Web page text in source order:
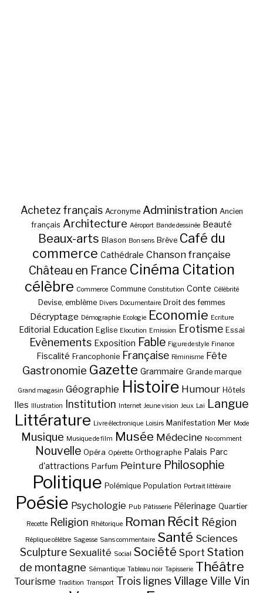
Achetez français Acronyme Administration Ancien
français Architecture Aéroport Bande dessinée Beauté
Beaux-arts Blason Bon sens Brève Café du
commerce Cathédrale Chanson française
Château en France Cinéma Citation
célèbre Commerce Commune Constitution Conte Célébrité
Devise, emblème Divers Documentaire Droit des femmes
Décryptage Démographie Ecologie Economie Ecriture
Editorial Education Eglise Elocution Emission Erotisme Essai
Evènements Exposition Fable Figure de style Finance
Fiscalité Francophonie Française Féminisme Fête
Gastronomie Gazette Grammaire Grande marque
Grand magasin Géographie Histoire Humour Hôtels
Iles Illustration Institution Internet Jeune vision Jeux Lai Langue
Littérature Livre électronique Loisirs Manifestation Mer Mode
Musique Musique de film Musée Médecine No comment
Nouvelle Opéra Opérette Orthographe Palais Parc
d'attractions Parfum Peinture Philosophie
Politique Polémique Population Portrait littéraire
Poésie Psychologie Pub Pâtisserie Pélerinage Quartier
Recette Religion Rhétorique Roman Récit Région
Réplique célèbre Sagesse Sans commentaire Santé Sciences
Sculpture Sexualité Social Société Sport Station
de montagne Sémantique Tableau noir Tapisserie Théâtre
Tourisme Tradition Transport Trois lignes Village Ville Vin